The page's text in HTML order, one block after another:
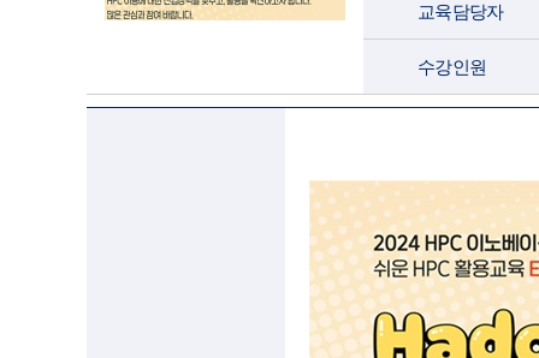
교육담당자
수강인원